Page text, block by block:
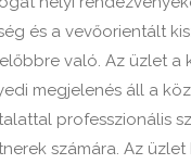
és a vevőorientált
való. Az üzlet
megjelenés áll a
professzionális
számára. Az